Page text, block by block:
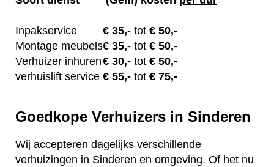
Inpakservice € 35,- tot € 50,-
Montage meubels€ 35,- tot € 50,-
Verhuizer inhuren€ 30,- tot € 50,-
verhuislift service € 55,- tot € 75,-
Goedkope Verhuizers in Sinderen
Wij accepteren dagelijks verschillende
verhuizingen in Sinderen en omgeving. Of het nu